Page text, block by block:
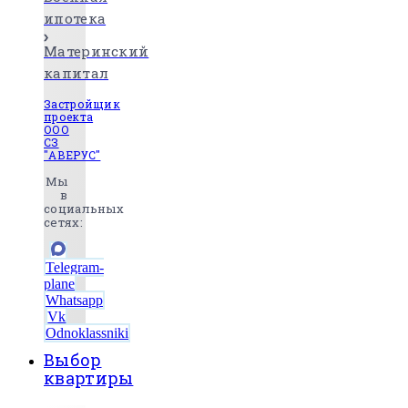
ипотека
Материнский
капитал
Застройщик
проекта
ООО
СЗ
"АВЕРУС"
Мы
в
социальных
сетях:
Telegram-
plane
Whatsapp
Vk
Odnoklassniki
Выбор
квартиры